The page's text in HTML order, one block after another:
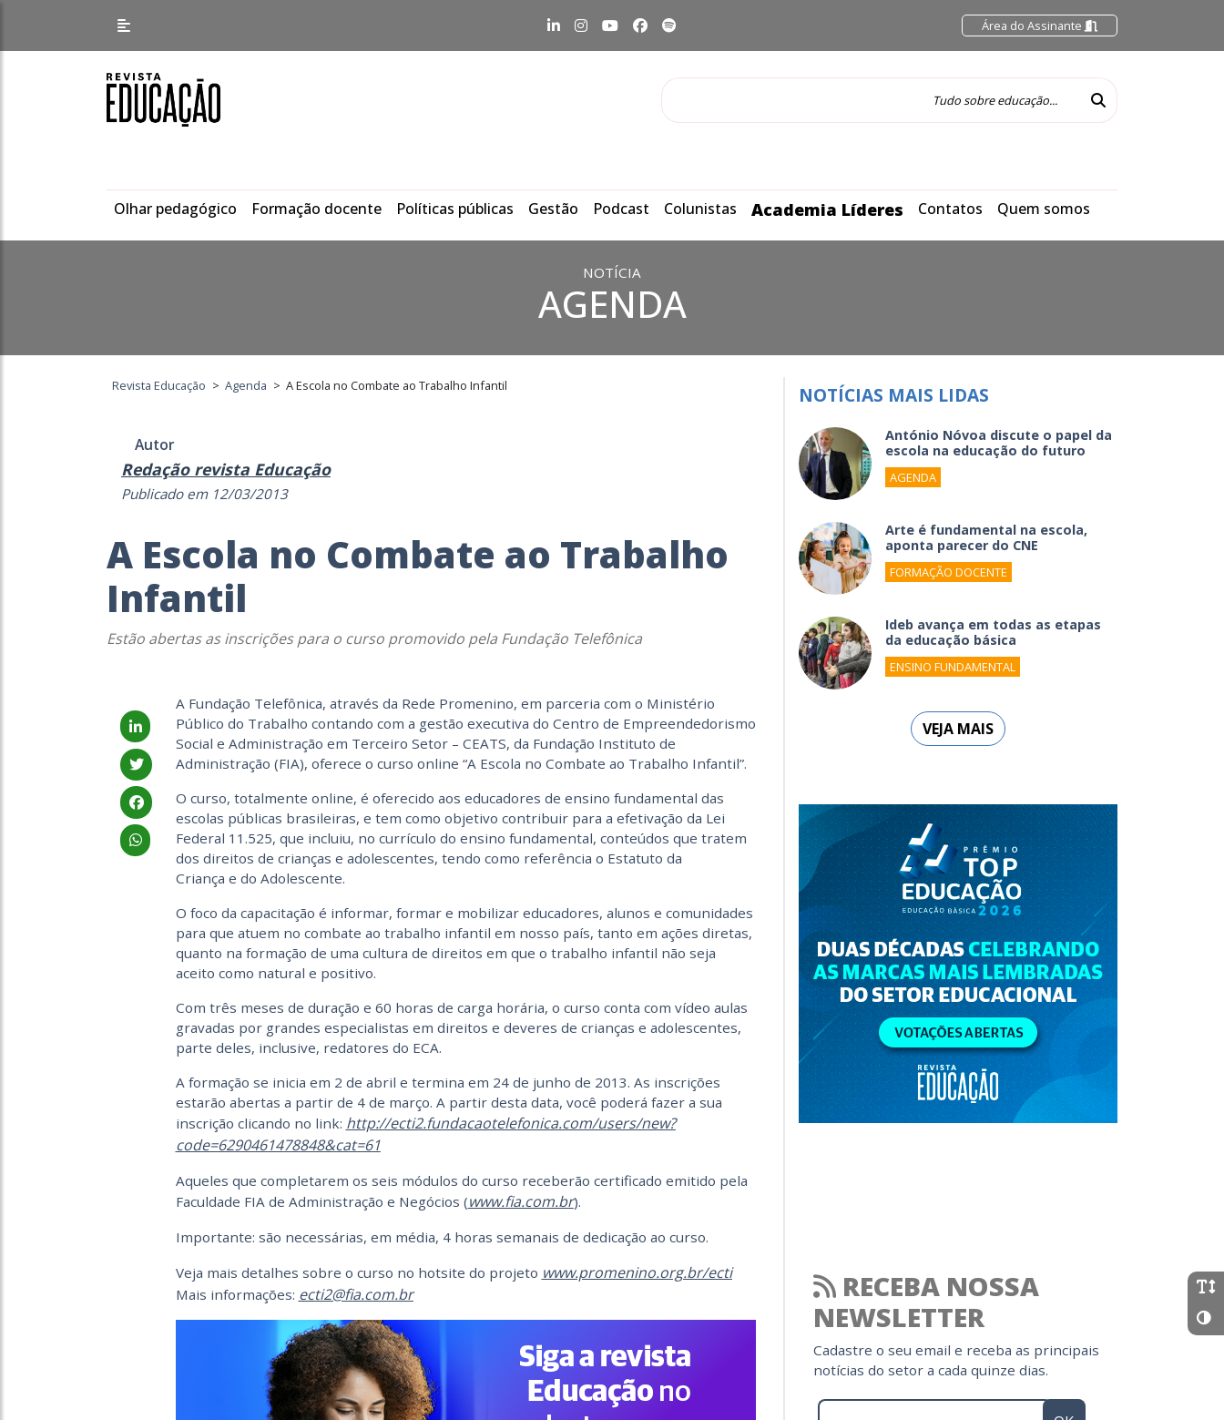
Área do Assinante
Olhar pedagógico Formação docente Políticas públicas Gestão Podcast Colunistas Academia Líderes Contatos Quem somos
NOTÍCIA
AGENDA
Revista Educação > Agenda > A Escola no Combate ao Trabalho Infantil
Autor
Redação revista Educação
Publicado em 12/03/2013
A Escola no Combate ao Trabalho
Infantil
Estão abertas as inscrições para o curso promovido pela Fundação Telefônica
A Fundação Telefônica, através da Rede Promenino, em parceria com o Ministério
Público do Trabalho contando com a gestão executiva do Centro de Empreendedorismo
Social e Administração em Terceiro Setor – CEATS, da Fundação Instituto de
Administração (FIA), oferece o curso online “A Escola no Combate ao Trabalho Infantil”.
O curso, totalmente online, é oferecido aos educadores de ensino fundamental das
escolas públicas brasileiras, e tem como objetivo contribuir para a efetivação da Lei
Federal 11.525, que incluiu, no currículo do ensino fundamental, conteúdos que tratem
dos direitos de crianças e adolescentes, tendo como referência o Estatuto da
Criança e do Adolescente.
O foco da capacitação é informar, formar e mobilizar educadores, alunos e comunidades
para que atuem no combate ao trabalho infantil em nosso país, tanto em ações diretas,
quanto na formação de uma cultura de direitos em que o trabalho infantil não seja
aceito como natural e positivo.
Com três meses de duração e 60 horas de carga horária, o curso conta com vídeo aulas
gravadas por grandes especialistas em direitos e deveres de crianças e adolescentes,
parte deles, inclusive, redatores do ECA.
A formação se inicia em 2 de abril e termina em 24 de junho de 2013. As inscrições
estarão abertas a partir de 4 de março. A partir desta data, você poderá fazer a sua
inscrição clicando no link: http://ecti2.fundacaotelefonica.com/users/new?
code=6290461478848&cat=61
Aqueles que completarem os seis módulos do curso receberão certificado emitido pela
Faculdade FIA de Administração e Negócios (www.fia.com.br).
Importante: são necessárias, em média, 4 horas semanais de dedicação ao curso.
Veja mais detalhes sobre o curso no hotsite do projeto www.promenino.org.br/ecti
Mais informações: ecti2@fia.com.br
NOTÍCIAS MAIS LIDAS
António Nóvoa discute o papel da
escola na educação do futuro
AGENDA
Arte é fundamental na escola,
aponta parecer do CNE
FORMAÇÃO DOCENTE
Ideb avança em todas as etapas
da educação básica
ENSINO FUNDAMENTAL
VEJA MAIS
RECEBA NOSSA
NEWSLETTER
Cadastre o seu email e receba as principais
notícias do setor a cada quinze dias.